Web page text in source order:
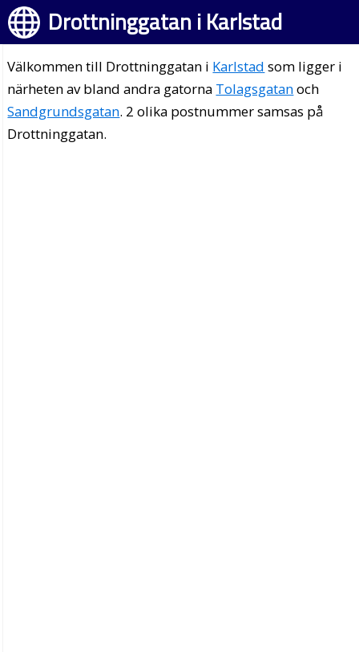
Drottninggatan i Karlstad
Välkommen till Drottninggatan i Karlstad som ligger i
närheten av bland andra gatorna Tolagsgatanoch
Sandgrundsgatan. 2 olika postnummer samsas på
Drottninggatan.